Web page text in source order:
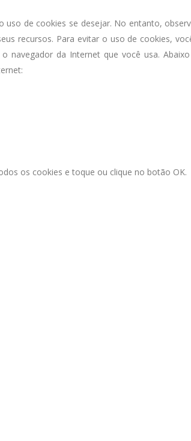
de cookies se desejar. No entanto,
recursos. Para evitar o uso de cookies,
navegador da Internet que você usa.
os cookies e toque ou clique no botão OK.